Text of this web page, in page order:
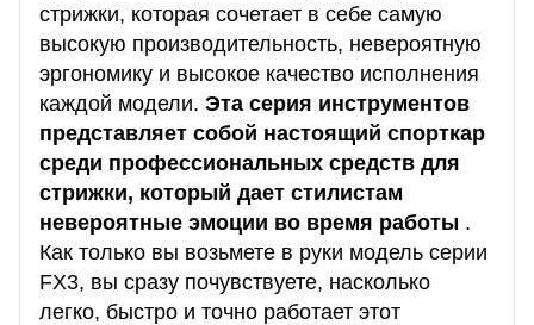
стрижки, которая сочетает в себе самую
высокую производительность, невероятную
эргономику и высокое качество исполнения
каждой модели. Эта серия инструментов
представляет собой настоящий спорткар
среди профессиональных средств для
стрижки, который дает стилистам
невероятные эмоции во время работы .
Как только вы возьмете в руки модель серии
FX3, вы сразу почувствуете, насколько
легко, быстро и точно работает этот